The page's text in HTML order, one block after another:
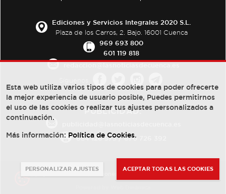
Ediciones y Servicios Integrales 2020 S.L.
Plaza de los Carros, 2. Bajo. 16001 Cuenca
969 693 800
601 119 818
PUBLICIDAD:
684 126 573/670 726 392
Esta web utiliza varios tipos de cookies para poder ofrecerte
la mejor experiencia de usuario posible, Puedes permitirnos
el uso de las cookies o realizar tus ajustes personalizados a
continuación.
Más información: Política de Cookies.
PERSONALIZAR AJUSTES ACEPTAR TODAS LAS COOKIES